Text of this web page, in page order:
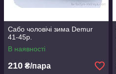
Сабо чоловічі зима Demur
41-45р.
В наявності
210 ₴/пара